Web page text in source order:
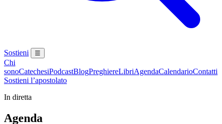
Sostieni ☰
Chi
sonoCatechesiPodcastBlogPreghiereLibriAgendaCalendarioContatti
Sostieni l’apostolato
In diretta
Agenda